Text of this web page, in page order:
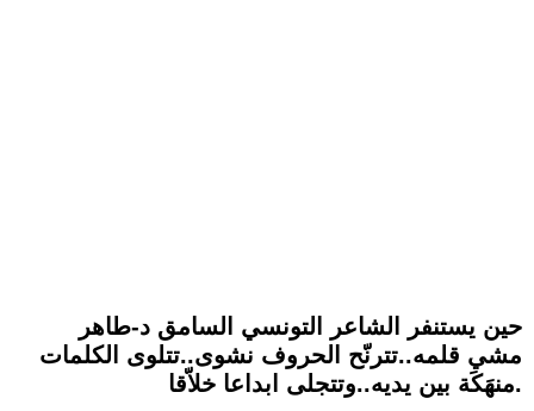
حين يستنفر الشاعر التونسي السامق د-طاهر
مشي قلمه..تترنّح الحروف نشوى..تتلوى الكلمات
منهَكَة بين يديه..وتتجلى ابداعا خلاّقا.